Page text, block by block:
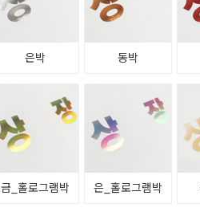
은박 동박
금_홀로그램박 은_홀로그램박